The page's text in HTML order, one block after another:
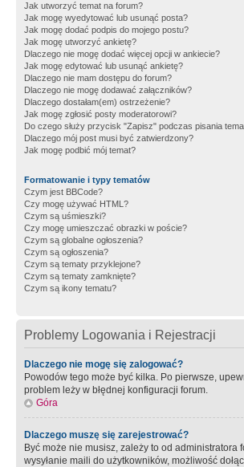
Jak utworzyć temat na forum?
Jak mogę wyedytować lub usunąć posta?
Jak mogę dodać podpis do mojego postu?
Jak mogę utworzyć ankietę?
Dlaczego nie mogę dodać więcej opcji w ankiecie?
Jak mogę edytować lub usunąć ankietę?
Dlaczego nie mam dostępu do forum?
Dlaczego nie mogę dodawać załączników?
Dlaczego dostałam(em) ostrzeżenie?
Jak mogę zgłosić posty moderatorowi?
Do czego służy przycisk "Zapisz" podczas pisania
Dlaczego mój post musi być zatwierdzony?
Jak mogę podbić mój temat?
Formatowanie i typy tematów
Czym jest BBCode?
Czy mogę używać HTML?
Czym są uśmieszki?
Czy mogę umieszczać obrazki w poście?
Czym są globalne ogłoszenia?
Czym są ogłoszenia?
Czym są tematy przyklejone?
Czym są tematy zamknięte?
Czym są ikony tematu?
Problemy Logowania i Rejestracji
Dlaczego nie mogę się zalogować?
Powodów tego może być kilka. Po pierwsze,
problem leży w błędnej konfiguracji forum.
Góra
Dlaczego muszę się zarejestrować?
Być może nie musisz, zależy to od
wysyłanie maili do użytkowników, możliwość